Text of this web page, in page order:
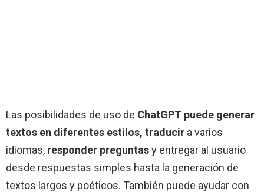
Las posibilidades de uso de ChatGPT puede generar
textos en diferentes estilos, traducir a varios
idiomas, responder preguntasy entregar al usuario
desde respuestas simples hasta la generación de
textos largos y poéticos. También puede ayudar con